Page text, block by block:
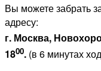
Вы можете забрать
адресу:
г. Москва,
1800. (в 6 минутах